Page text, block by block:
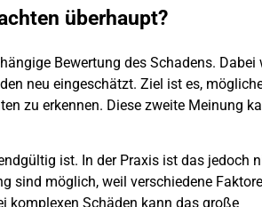
überhaupt?
Bewertung des Schadens. Dabei
neu eingeschätzt. Ziel ist es,
zu erkennen. Diese zweite Meinung
ist. In der Praxis ist das jedoch
sind möglich, weil verschiedene
komplexen Schäden kann das große